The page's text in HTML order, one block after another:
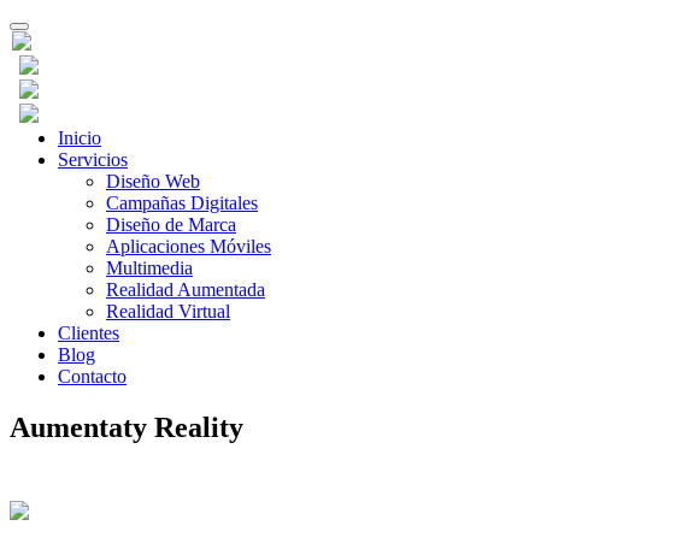
Toggle
navigation
Inicio
Servicios
Diseño Web
Campañas Digitales
Diseño de Marca
Aplicaciones Móviles
Multimedia
Realidad Aumentada
Realidad Virtual
Clientes
Blog
Contacto
Aumentaty Reality